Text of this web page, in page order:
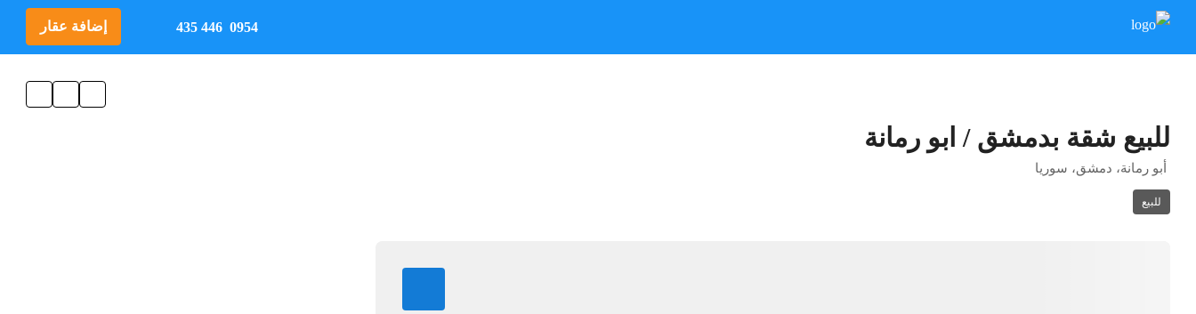
0954 446 435 إضافة عقار
للبيع شقة بدمشق / ابو رمانة
أبو رمانة، دمشق، سوريا
للبيع